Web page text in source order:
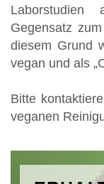
Gegensatz
diesem Grund
vegan und als
Bitte
veganen